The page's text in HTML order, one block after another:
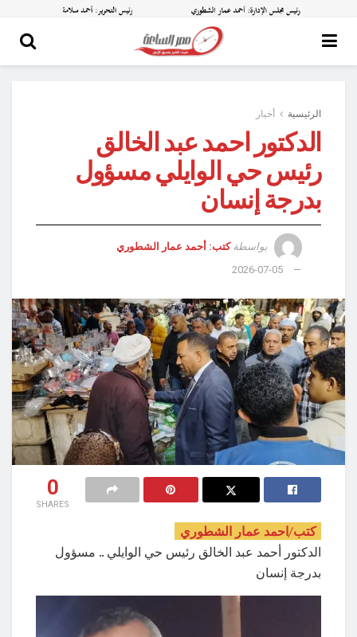
الرئيسية أخبار
الدكتور احمد عبد الخالق
رئيس حي الوايلي مسؤول
بدرجة إنسان
بواسطة كتب: أحمد عمار الشطوري
2026-07-05
0
SHARES
كتب/احمد عمار الشطوري
الدكتور أحمد عبد الخالق رئيس حي الوايلي .. مسؤول
بدرجة إنسان